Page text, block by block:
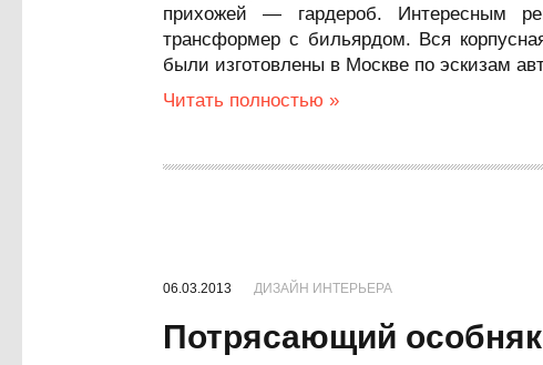
прихожей — гардероб. Интересным
трансформер с бильярдом. Вся
были изготовлены в Москве по эскизам
Читать полностью »
06.03.2013 ДИЗАЙН ИНТЕРЬЕРА
Потрясающий